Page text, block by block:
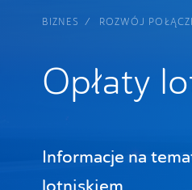
BIZNES ROZWÓJ
Opłaty
Informacje na